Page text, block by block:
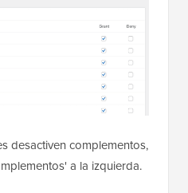
desactiven complementos,
a la izquierda.